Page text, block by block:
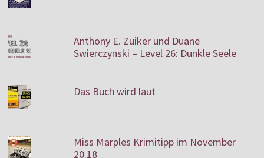
Anthony E. Zuiker und Duane
Swierczynski – Level 26: Dunkle Seele
Das Buch wird laut
Miss Marples Krimitipp im November
20.18